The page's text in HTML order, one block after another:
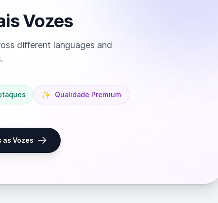
Vozes
different languages and
✨ Qualidade Premium
as Vozes